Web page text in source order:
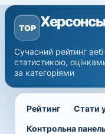
TOP
Сучасний рейтинг
статистикою,
за категоріями
Рейтинг
Стати
Контрольна